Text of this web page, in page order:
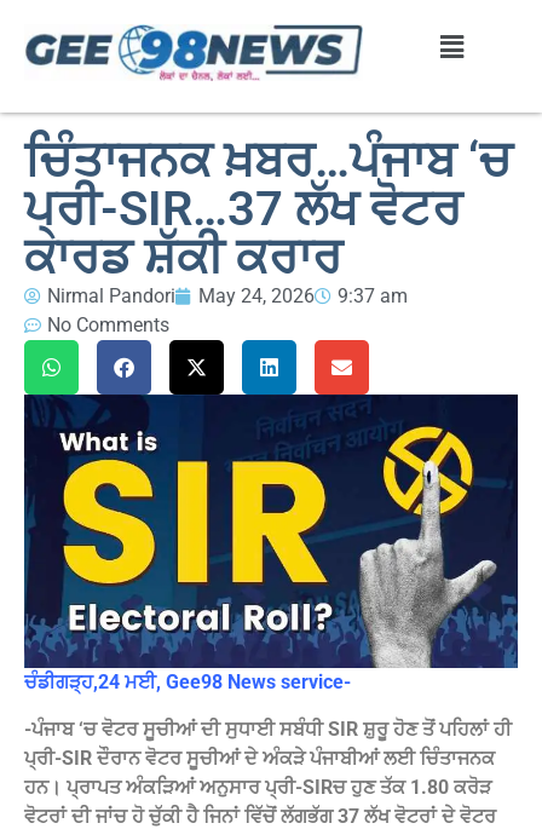
ਚਿੰਤਾਜਨਕ ਖ਼ਬਰ…ਪੰਜਾਬ ‘ਚ
ਪ੍ਰੀ-SIR…37 ਲੱਖ ਵੋਟਰ
ਕਾਰਡ ਸ਼ੱਕੀ ਕਰਾਰ
Nirmal Pandori May 24, 2026
9:37 am
No Comments
ਚੰਡੀਗੜ੍ਹ,24 ਮਈ, Gee98 News service-
-ਪੰਜਾਬ ‘ਚ ਵੋਟਰ ਸੂਚੀਆਂ ਦੀ ਸੁਧਾਈ ਸਬੰਧੀ SIR ਸ਼ੁਰੂ ਹੋਣ ਤੋਂ ਪਹਿਲਾਂ ਹੀ
ਪ੍ਰੀ-SIR ਦੌਰਾਨ ਵੋਟਰ ਸੂਚੀਆਂ ਦੇ ਅੰਕੜੇ ਪੰਜਾਬੀਆਂ ਲਈ ਚਿੰਤਾਜਨਕ
ਹਨ। ਪ੍ਰਾਪਤ ਅੰਕੜਿਆਂ ਅਨੁਸਾਰ ਪ੍ਰੀ-SIRਚ ਹੁਣ ਤੱਕ 1.80 ਕਰੋੜ
ਵੋਟਰਾਂ ਦੀ ਜਾਂਚ ਹੋ ਚੁੱਕੀ ਹੈ ਜਿਨਾਂ ਵਿੱਚੋਂ ਲੱਗਭੱਗ 37 ਲੱਖ ਵੋਟਰਾਂ ਦੇ ਵੋਟਰ